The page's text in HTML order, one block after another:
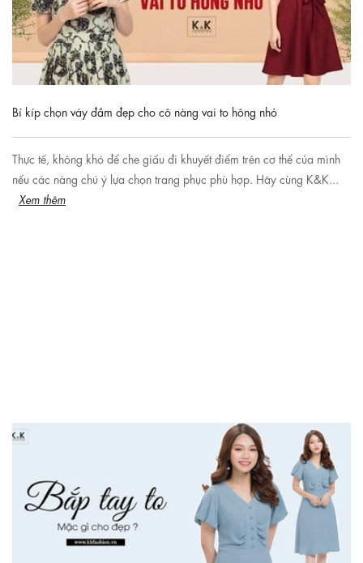
Bí kíp chọn váy đầm đẹp cho cô nàng vai to hông nhỏ
Thực tế, không khó để che giấu đi khuyết điểm trên cơ thể của mình
nếu các nàng chú ý lựa chọn trang phục phù hợp. Hãy cùng K&K...
Xem thêm